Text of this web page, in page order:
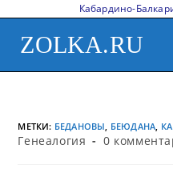
Кабардино-
ZOLKA.RU
МЕТКИ: БЕДАНОВЫ, БЕЮДАНА,
Генеалогия 0